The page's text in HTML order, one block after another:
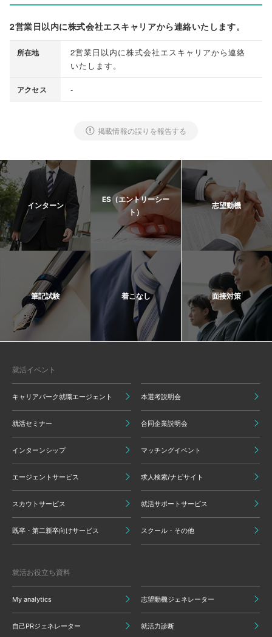
2営業日以内に株式会社エスキャリアから連絡いたします。
所在地
2営業日以内に株式会社エスキャリアから連絡
いたします 。
アクセス -
掲載情報の誤りを報告する
インターン
ES（エントリーシー
ト）
志望動機
筆記試験 着こなし 面接対策
就活イベント
キャリアパーク就職エージェント 本選考説明会
就活セミナー 合同企業説明会
インターンシップ マッチングイベント
エージェントサービス 求人検索/ナビサイト
スカウトサービス 就活サポートサービス
既卒・第二新卒向けサービス スクール・その他
就活お役立ち資料
My analytics 志望動機ジェネレーター
自己PRジェネレーター 就活力診断